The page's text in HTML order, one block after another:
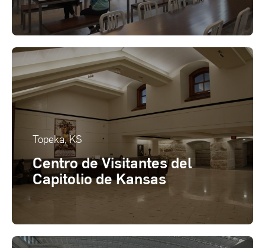
Topeka, KS
Centro de Visitantes del
Capitolio de Kansas